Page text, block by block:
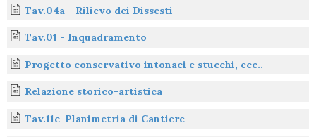
Tav.04a - Rilievo dei Dissesti
Tav.01 - Inquadramento
Progetto conservativo intonaci e stucchi, ecc..
Relazione storico-artistica
Tav.11c-Planimetria di Cantiere